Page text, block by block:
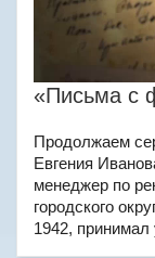
«Письма с
Продолжаем
Евгения
менеджер по
городского
1942, принимал